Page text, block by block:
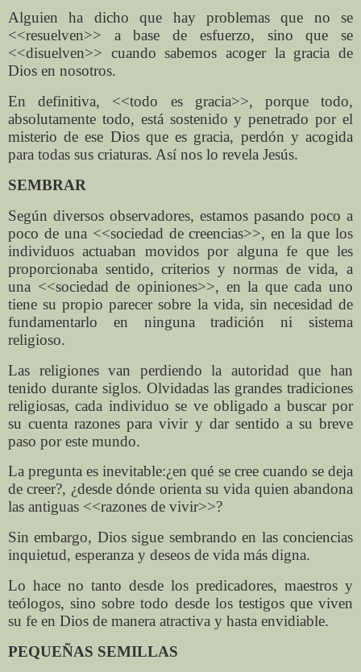
Alguien ha dicho que hay problemas que no se
<<resuelven>> a base de esfuerzo, sino que se
<<disuelven>> cuando sabemos acoger la gracia de
Dios en nosotros.
En definitiva, <<todo es gracia>>, porque todo,
absolutamente todo, está sostenido y penetrado por el
misterio de ese Dios que es gracia, perdón y acogida
para todas sus criaturas. Así nos lo revela Jesús.
SEMBRAR
Según diversos observadores, estamos pasando poco a
poco de una <<sociedad de creencias>>, en la que los
individuos actuaban movidos por alguna fe que les
proporcionaba sentido, criterios y normas de vida, a
una <<sociedad de opiniones>>, en la que cada uno
tiene su propio parecer sobre la vida, sin necesidad de
fundamentarlo en ninguna tradición ni sistema
religioso.
Las religiones van perdiendo la autoridad que han
tenido durante siglos. Olvidadas las grandes tradiciones
religiosas, cada individuo se ve obligado a buscar por
su cuenta razones para vivir y dar sentido a su breve
paso por este mundo.
La pregunta es inevitable:¿en qué se cree cuando se deja
de creer?, ¿desde dónde orienta su vida quien abandona
las antiguas <<razones de vivir>>?
Sin embargo, Dios sigue sembrando en las conciencias
inquietud, esperanza y deseos de vida más digna.
Lo hace no tanto desde los predicadores, maestros y
teólogos, sino sobre todo desde los testigos que viven
su fe en Dios de manera atractiva y hasta envidiable.
PEQUEÑAS SEMILLAS